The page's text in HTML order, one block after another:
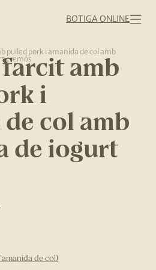
BOTIGA ONLINE
pulled pork i amanida de col amb
cremós
amb
i
col amb
de iogurt
de col)